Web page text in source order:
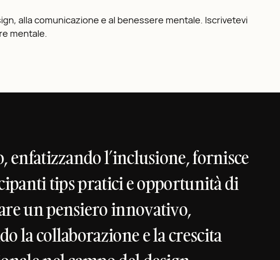
alla comunicazione e al benessere mentale. Iscrivetevi
mentale.
enfatizzando l’inclusione, fornisce
tips pratici e opportunità di
un pensiero innovativo,
la collaborazione e la crescita